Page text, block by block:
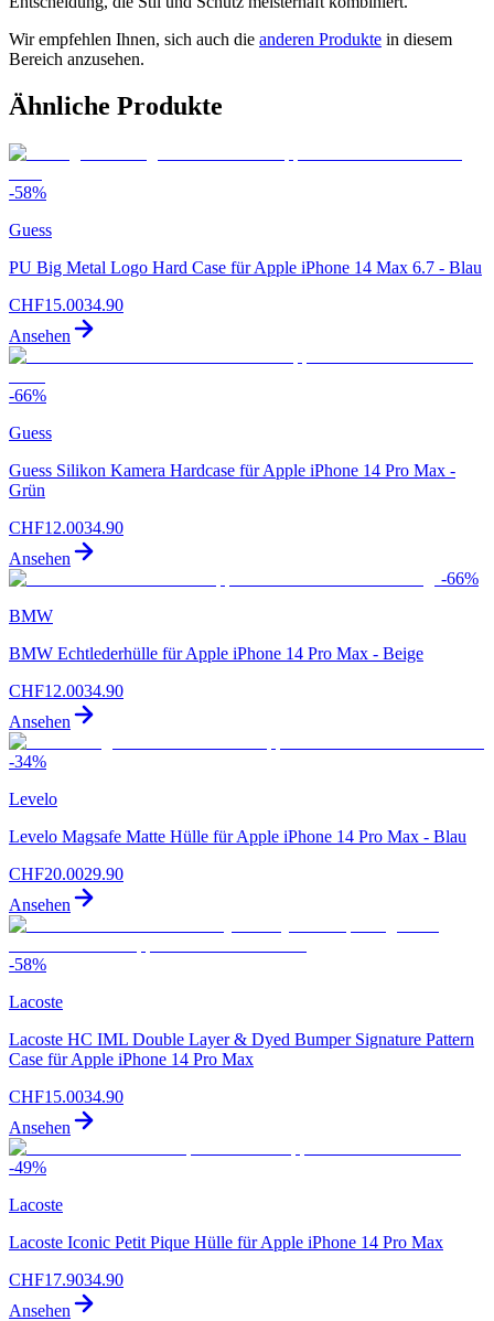
Wir empfehlen Ihnen, sich auch die anderen Produkte in diesem
Bereich anzusehen.
Ähnliche Produkte
-58%
Guess
PU Big Metal Logo Hard Case für Apple iPhone 14 Max 6.7 - Blau
CHF15.0034.90
Ansehen
-66%
Guess
Guess Silikon Kamera Hardcase für Apple iPhone 14 Pro Max -
Grün
CHF12.0034.90
Ansehen
-66%
BMW
BMW Echtlederhülle für Apple iPhone 14 Pro Max - Beige
CHF12.0034.90
Ansehen
-34%
Levelo
Levelo Magsafe Matte Hülle für Apple iPhone 14 Pro Max - Blau
CHF20.0029.90
Ansehen
-58%
Lacoste
Lacoste HC IML Double Layer & Dyed Bumper Signature Pattern
Case für Apple iPhone 14 Pro Max
CHF15.0034.90
Ansehen
-49%
Lacoste
Lacoste Iconic Petit Pique Hülle für Apple iPhone 14 Pro Max
CHF17.9034.90
Ansehen